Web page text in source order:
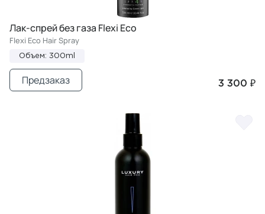
Лак-спрей без газа Flexi Eco
Flexi Eco Hair Spray
Объем: 300ml
3 300 ₽
Предзаказ